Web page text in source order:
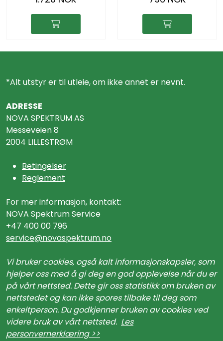
*Alt utstyr er til utleie, om ikke annet er nevnt.
ADRESSE
NOVA SPEKTRUM AS
Messeveien 8
2004 LILLESTRØM
Betingelser
Reglement
For mer informasjon, kontakt:
NOVA Spektrum Service
+47 400 00 796
service@novaspektrum.no
Vi bruker cookies, også kalt informasjonskapsler, som
hjelper oss med å gi deg en god opplevelse når du er
på vårt nettsted. Dette gir oss statistikk om bruken av
nettstedet og kan ikke spores tilbake til deg som
enkeltperson. Du godkjenner bruken av cookies ved
videre bruk av vårt nettsted. Les
personvernerklæring >>